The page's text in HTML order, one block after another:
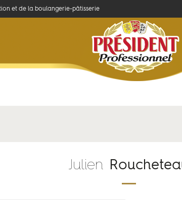
et de la boulangerie-pâtisserie
Savoir-faire Produits
Julien